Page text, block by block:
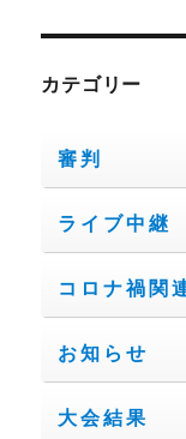
カテゴリー
審判
ライブ中継
コロナ禍関
お知らせ
大会結果